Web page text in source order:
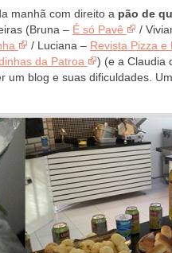
manhã com direito a pão de
(Bruna – É só Pavê /
/ Luciana – Revista Pizza e
da Patroa
) (e a Claudia
blog e suas dificuldades.